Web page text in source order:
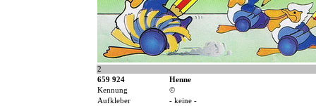
2
659 924
Henne
Kennung
©
Aufkleber
- keine -